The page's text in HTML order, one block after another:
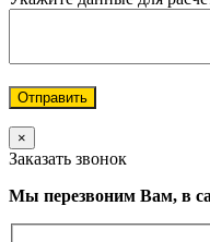
пустым.
×
Заказать звонок
Мы перезвоним Вам, в